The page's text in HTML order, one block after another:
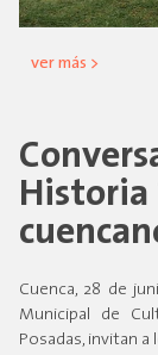
ver más >
Historia
Cuenca, 28 de
Municipal de
Posadas, invitan